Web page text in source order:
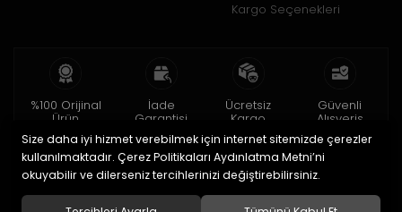
Kargo Seçenekleri
%100 Orijinal
Ürün
2 yıl garanti
İade
Garantisi
15 gün içinde
iade
Ücretsiz
Kargo
150 TL ve üzeri
Güvenli
Alışveriş
256bit SSL ile
Size daha iyi hizmet verebilmek için internet sitemizde çerezler
kullanılmaktadır. Çerez Politikaları Aydınlatma Metni’ni
okuyabilir ve dilerseniz tercihlerinizi değiştirebilirsiniz.